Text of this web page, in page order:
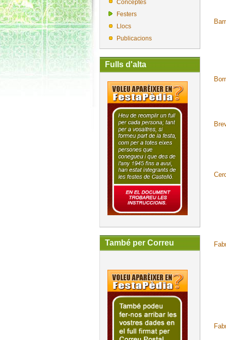
Conceptes
Festers
Llocs
Publicacions
Fulls d'alta
També per Correu